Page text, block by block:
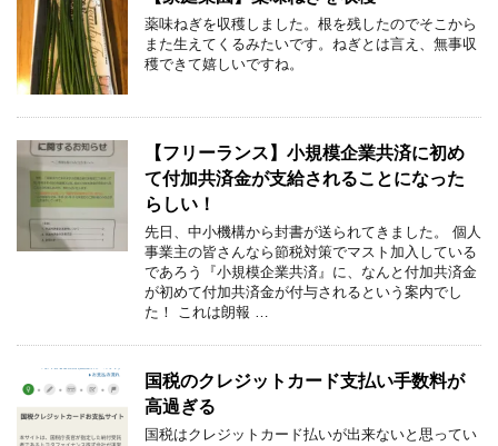
薬味ねぎを収穫しました。根を残したのでそこから
また生えてくるみたいです。ねぎとは言え、無事収
穫できて嬉しいですね。
【フリーランス】小規模企業共済に初め
て付加共済金が支給されることになった
らしい！
先日、中小機構から封書が送られてきました。 個人
事業主の皆さんなら節税対策でマスト加入している
であろう『小規模企業共済』に、なんと付加共済金
が初めて付加共済金が付与されるという案内でし
た！ これは朗報 …
国税のクレジットカード支払い手数料が
高過ぎる
国税はクレジットカード払いが出来ないと思ってい